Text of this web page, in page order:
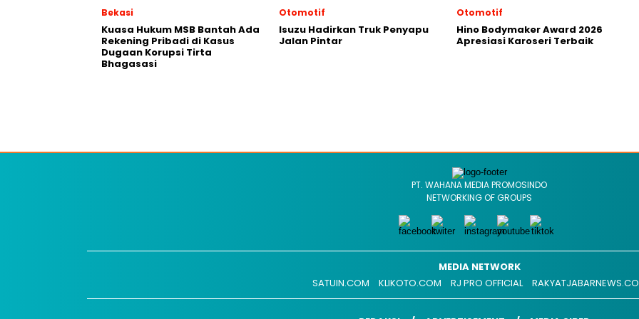
Bekasi
Kuasa Hukum MSB Bantah Ada
Rekening Pribadi di Kasus
Dugaan Korupsi Tirta
Bhagasasi
Otomotif
Isuzu Hadirkan Truk Penyapu
Jalan Pintar
Otomotif
Hino Bodymaker Award 2026
Apresiasi Karoseri Terbaik
PT. WAHANA MEDIA PROMOSINDO
NETWORKING OF GROUPS
MEDIA NETWORK
SATUIN.COM
KLIKOTO.COM RJ PRO OFFICIAL